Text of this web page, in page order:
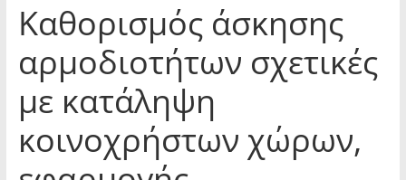
Καθορισμός άσκησης
αρμοδιοτήτων σχετικές
με κατάληψη
κοινοχρήστων χώρων,